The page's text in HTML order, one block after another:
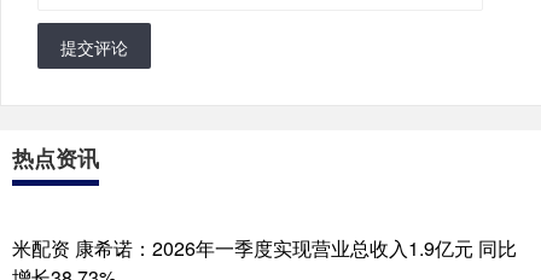
提交评论
热点资讯
米配资 康希诺：2026年一季度实现营业总收入1.9亿元 同比